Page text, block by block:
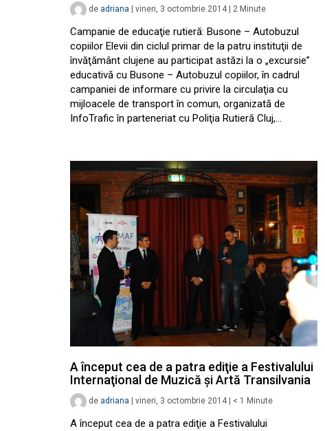
de adriana vineri, 3 octombrie 2014 2 Minute
Campanie de educaţie rutieră: Busone – Autobuzul
copiilor Elevii din ciclul primar de la patru instituţii de
învăţământ clujene au participat astăzi la o „excursie”
educativă cu Busone – Autobuzul copiilor, în cadrul
campaniei de informare cu privire la circulaţia cu
mijloacele de transport în comun, organizată de
InfoTrafic în parteneriat cu Poliţia Rutieră Cluj,…
A început cea de a patra ediţie a Festivalului
Internaţional de Muzică şi Artă Transilvania
de adriana vineri, 3 octombrie 2014 < 1 Minute
A început cea de a patra ediţie a Festivalului